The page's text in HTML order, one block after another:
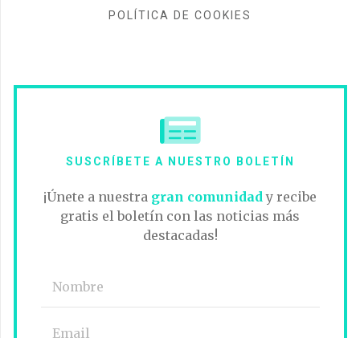
POLÍTICA DE COOKIES
SUSCRÍBETE A NUESTRO BOLETÍN
¡Únete a nuestra gran comunidad y recibe
gratis el boletín con las noticias más
destacadas!